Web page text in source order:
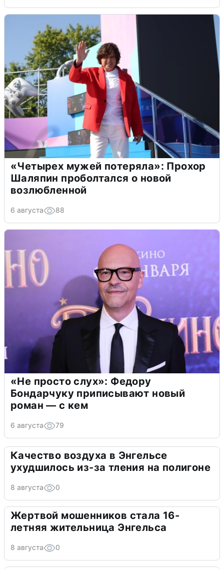
«Четырех мужей потеряла»: Прохор
Шаляпин проболтался о новой
возлюбленной
6 августа 88
«Не просто слух»: Федору
Бондарчуку приписывают новый
роман — с кем
6 августа 79
Качество воздуха в Энгельсе
ухудшилось из-за тления на полигоне
8 августа 0
Жертвой мошенников стала 16-
летняя жительница Энгельса
8 августа 0